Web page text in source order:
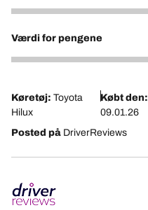
5
Værdi for pengene
5
Køretøj: Toyota
Hilux
Købt den:
09.01.26
Posted på DriverReviews